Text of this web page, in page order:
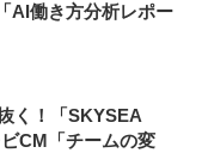
AI働き方分析レポー
く！「SKYSEA
CM「チームの変